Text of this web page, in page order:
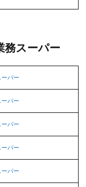
務スーパー
パー
パー
パー
パー
パー